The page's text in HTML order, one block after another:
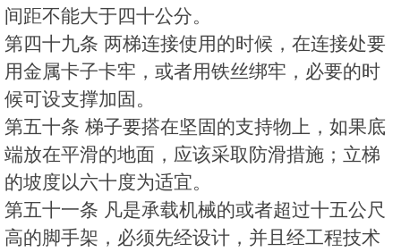
间距不能大于四十公分。
第四十九条 两梯连接使用的时候，在连接处要
用金属卡子卡牢，或者用铁丝绑牢，必要的时
候可设支撑加固。
第五十条 梯子要搭在坚固的支持物上，如果底
端放在平滑的地面，应该采取防滑措施；立梯
的坡度以六十度为适宜。
第五十一条 凡是承载机械的或者超过十五公尺
高的脚手架，必须先经设计，并且经工程技术